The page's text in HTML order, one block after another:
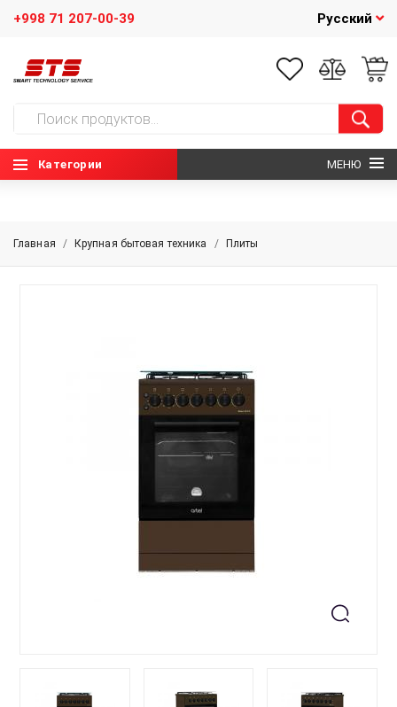
+998 71 207-00-39 Русский
Категории МЕНЮ
+99871 207-00-39 info@sts.uz
Главная / Крупная бытовая техника / Плиты